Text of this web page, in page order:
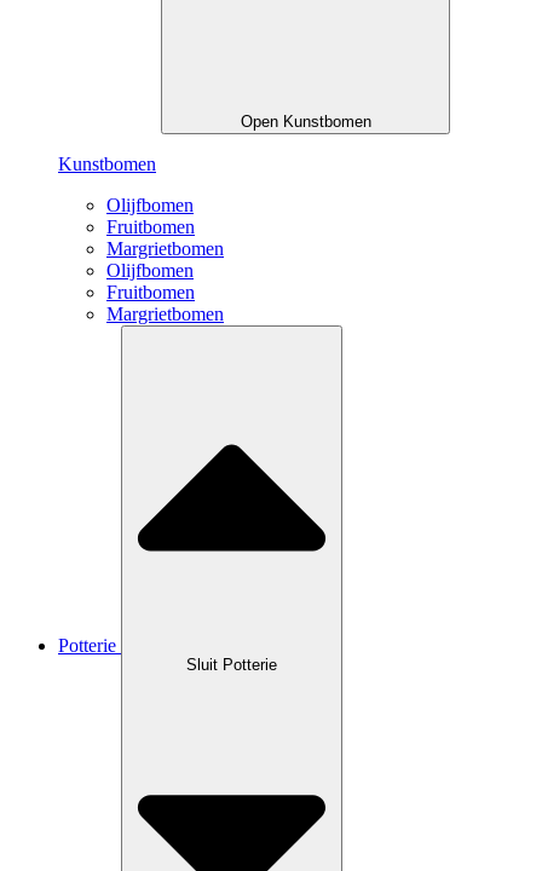
Open Kunstbomen
Kunstbomen
Olijfbomen
Fruitbomen
Margrietbomen
Olijfbomen
Fruitbomen
Margrietbomen
Potterie
Sluit Potterie